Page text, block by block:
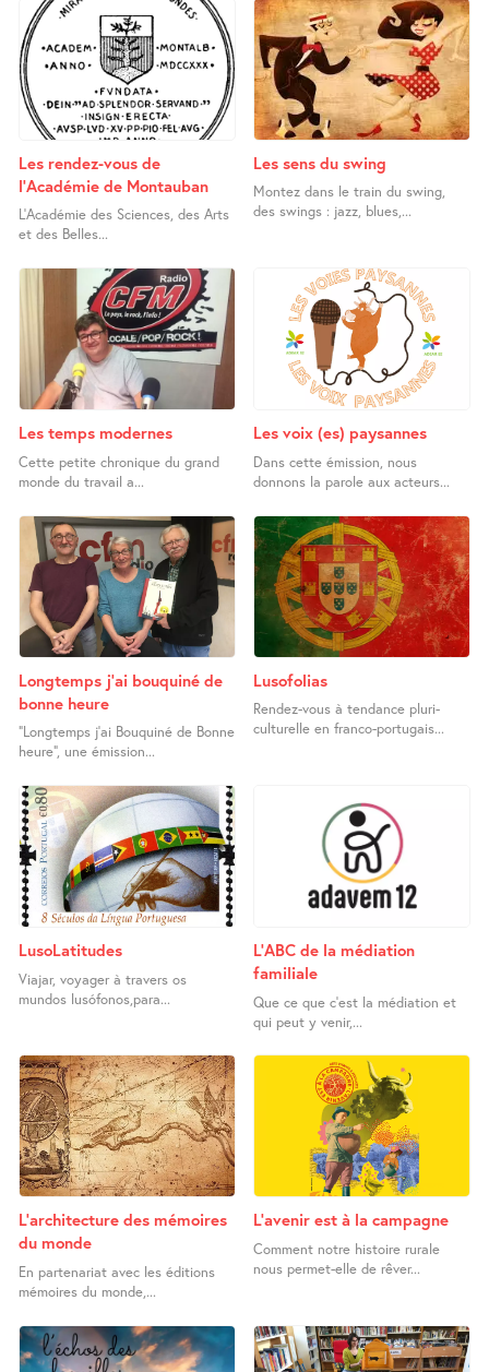
Les rendez-vous de
l’Académie de Montauban
L’Académie des Sciences, des Arts
et des Belles...
Les sens du swing
Montez dans le train du swing,
des swings : jazz, blues,...
Les temps modernes
Cette petite chronique du grand
monde du travail a...
Les voix (es) paysannes
Dans cette émission, nous
donnons la parole aux acteurs...
Longtemps j’ai bouquiné de
bonne heure
"Longtemps j’ai Bouquiné de Bonne
heure", une émission...
Lusofolias
Rendez-vous à tendance pluri-
culturelle en franco-portugais...
LusoLatitudes
Viajar, voyager à travers os
mundos lusófonos,para...
L’ABC de la médiation
familiale
Que ce que c’est la médiation et
qui peut y venir,...
L’architecture des mémoires
du monde
En partenariat avec les éditions
mémoires du monde,...
L’avenir est à la campagne
Comment notre histoire rurale
nous permet-elle de rêver...